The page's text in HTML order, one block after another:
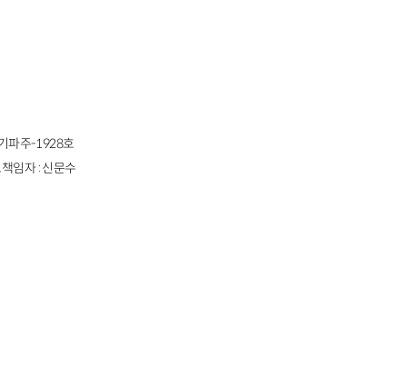
파주-1928호
임자 : 신문수